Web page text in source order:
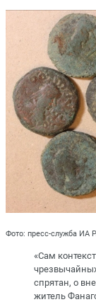
Фото: пресс-служба ИА
«Сам
спрятан, о
житель